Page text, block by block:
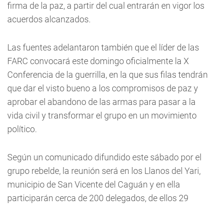
firma de la paz, a partir del cual entrarán en vigor los
acuerdos alcanzados.
Las fuentes adelantaron también que el líder de las
FARC convocará este domingo oficialmente la X
Conferencia de la guerrilla, en la que sus filas tendrán
que dar el visto bueno a los compromisos de paz y
aprobar el abandono de las armas para pasar a la
vida civil y transformar el grupo en un movimiento
político.
Según un comunicado difundido este sábado por el
grupo rebelde, la reunión será en los Llanos del Yari,
municipio de San Vicente del Caguán y en ella
participarán cerca de 200 delegados, de ellos 29